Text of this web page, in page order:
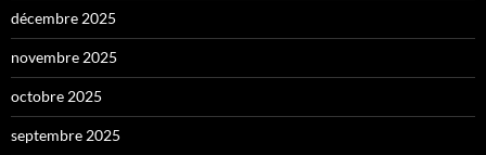
décembre 2025
novembre 2025
octobre 2025
septembre 2025